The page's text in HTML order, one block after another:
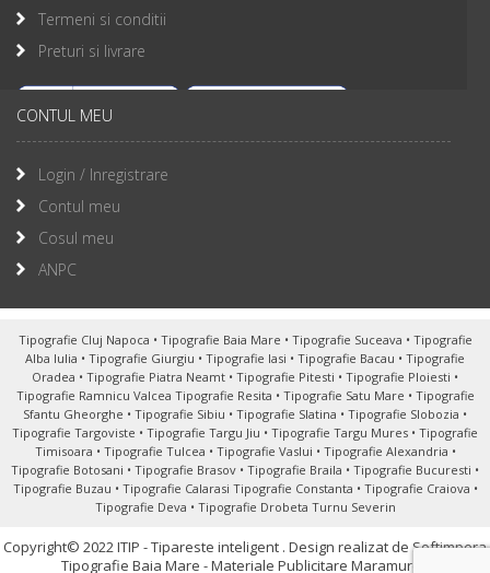
Termeni si conditii
Preturi si livrare
CONTUL MEU
Login / Inregistrare
Contul meu
Cosul meu
ANPC
Tipografie Cluj Napoca • Tipografie Baia Mare • Tipografie Suceava • Tipografie
Alba Iulia • Tipografie Giurgiu • Tipografie Iasi • Tipografie Bacau • Tipografie
Oradea • Tipografie Piatra Neamt • Tipografie Pitesti • Tipografie Ploiesti •
Tipografie Ramnicu Valcea Tipografie Resita • Tipografie Satu Mare • Tipografie
Sfantu Gheorghe • Tipografie Sibiu • Tipografie Slatina • Tipografie Slobozia •
Tipografie Targoviste • Tipografie Targu Jiu • Tipografie Targu Mures • Tipografie
Timisoara • Tipografie Tulcea • Tipografie Vaslui • Tipografie Alexandria •
Tipografie Botosani • Tipografie Brasov • Tipografie Braila • Tipografie Bucuresti •
Tipografie Buzau • Tipografie Calarasi Tipografie Constanta • Tipografie Craiova •
Tipografie Deva • Tipografie Drobeta Turnu Severin
Copyright© 2022 ITIP - Tipareste inteligent . Design realizat de Softimpera
Tipografie Baia Mare - Materiale Publicitare Maramures